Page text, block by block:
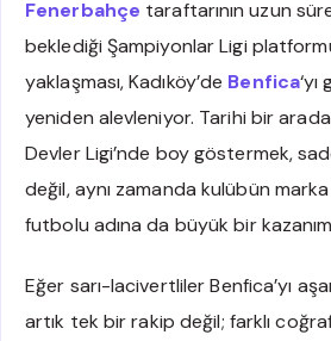
Fenerbahçe taraftarının uzun
beklediği Şampiyonlar Ligi
yaklaşması, Kadıköy’de Benfica
yeniden alevleniyor. Tarihi bir
Devler Ligi’nde boy göstermek,
değil, aynı zamanda kulübün
futbolu adına da büyük bir
Eğer sarı-lacivertliler Benfica’yı
artık tek bir rakip değil; farklı